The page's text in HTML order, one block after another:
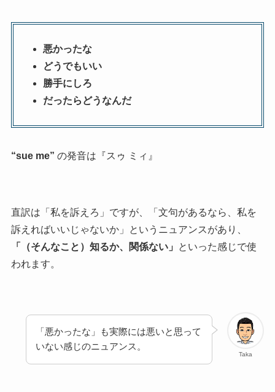
悪かったな
どうでもいい
勝手にしろ
だったらどうなんだ
“sue me” の発音は『スゥ ミィ』
直訳は「私を訴えろ」ですが、「文句があるなら、私を
訴えればいいじゃないか」というニュアンスがあり、
「（そんなこと）知るか、関係ない」
といった感じで使
われます。
Taka
「悪かったな」も実際には悪いと思って
いない感じのニュアンス。